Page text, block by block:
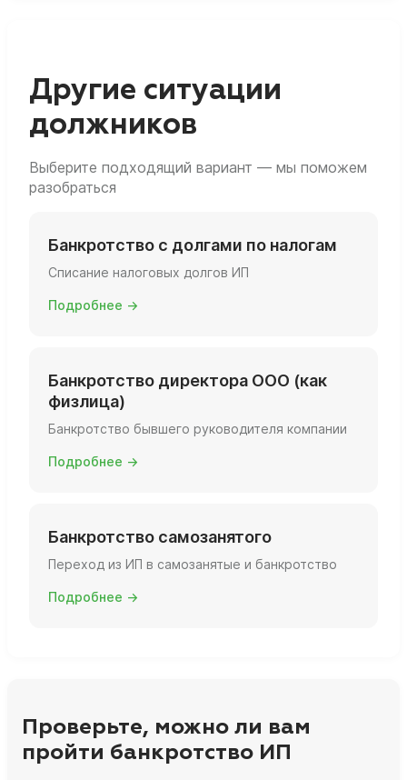
лучше уточнить до подачи заявления, чтобы
понимать, как это скажется на будущем
бизнесе.
Другие ситуации
должников
Выберите подходящий вариант — мы поможем
разобраться
Банкротство с долгами по налогам
Списание налоговых долгов ИП
Подробнее →
Банкротство директора ООО (как
физлица)
Банкротство бывшего руководителя компании
Подробнее →
Банкротство самозанятого
Переход из ИП в самозанятые и банкротство
Подробнее →
Проверьте, можно ли вам
пройти банкротство ИП